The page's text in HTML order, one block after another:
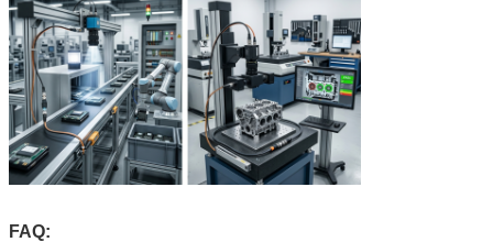
FAQ: